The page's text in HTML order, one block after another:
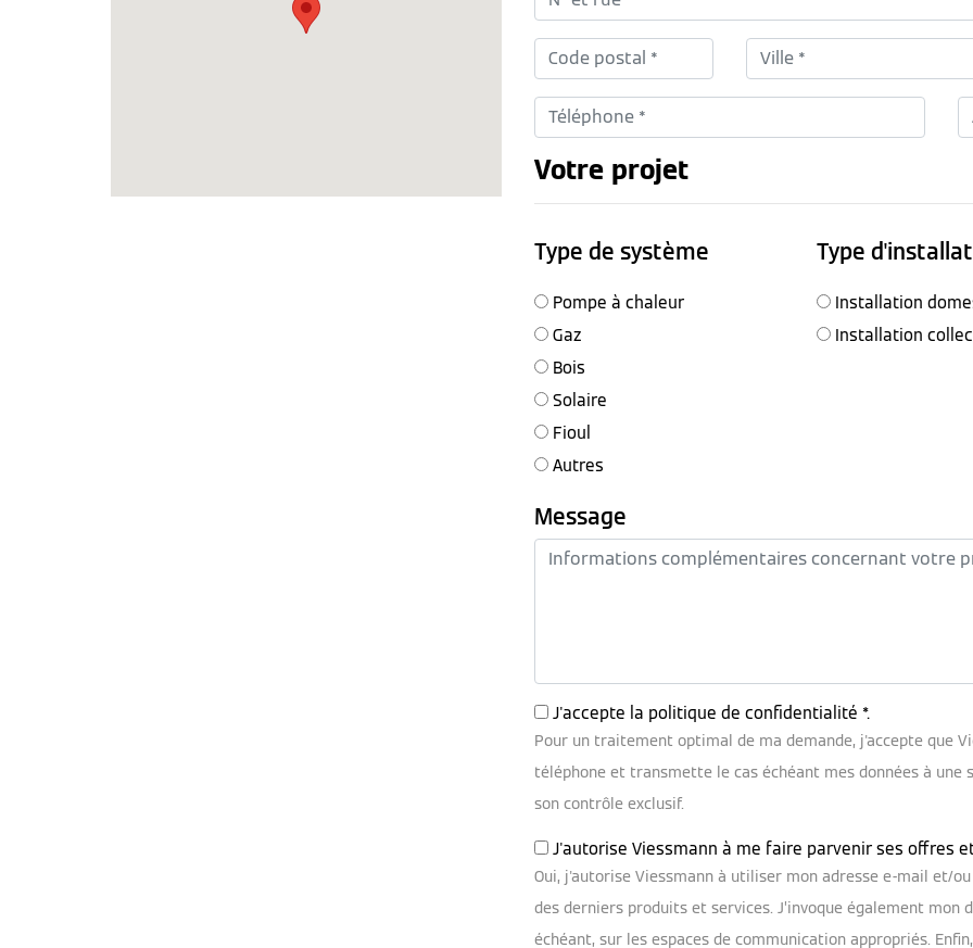
Votre projet
Type de système Type
Pompe à chaleur
Gaz
Bois
Solaire
Fioul
Autres
Installation
Installation
Message
J'accepte la politique de confidentialité *.
Pour un traitement optimal de ma demande, j'accepte que
téléphone et transmette le cas échéant mes données à
son contrôle exclusif.
J'autorise Viessmann à me faire parvenir ses offres
Oui, j'autorise Viessmann à utiliser mon adresse e-mail et/
des derniers produits et services. J’invoque également
échéant, sur les espaces de communication appropriés.